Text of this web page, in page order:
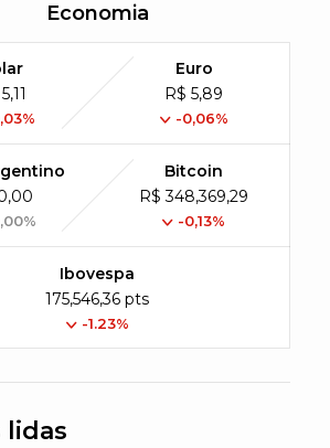
Economia
Euro
R$ 5,89
-0,06%
Bitcoin
R$ 348,369,29
-0,13%
Ibovespa
175,546,36 pts
-1.23%
lidas